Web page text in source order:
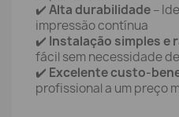
✔️Alta durabilidade–
impressão contínua
✔️ Instalação simples e
fácil sem necessidade
✔️ Excelente custo-
profissional a um preço